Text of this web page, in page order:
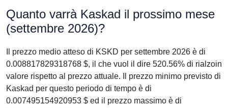
Quanto varrà Kaskad il prossimo mese
(settembre 2026)?
Il prezzo medio atteso di KSKD per settembre 2026 è di
0.008817829318768 $, il che vuol il dire 520.56% di rialzoin
valore rispetto al prezzo attuale. Il prezzo minimo previsto di
Kaskad per questo periodo di tempo è di
0.007495154920953 $ ed il prezzo massimo è di